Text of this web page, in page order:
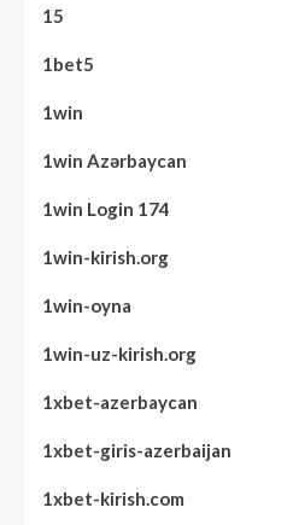
15
1bet5
1win
1win Azərbaycan
1win Login 174
1win-kirish.org
1win-oyna
1win-uz-kirish.org
1xbet-azerbaycan
1xbet-giris-azerbaijan
1xbet-kirish.com